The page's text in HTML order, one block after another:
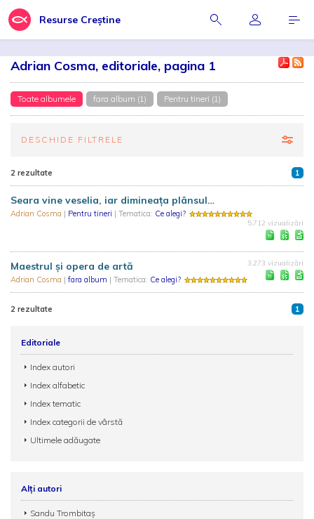
Resurse Creștine
Adrian Cosma, editoriale, pagina 1
Toate albumele fara album (1) Pentru tineri (1)
DESCHIDE FILTRELE
2 rezultate 1
Seara vine veselia, iar dimineața plânsul…
Adrian Cosma | Pentru tineri | Tematica: Ce alegi?
5.712 vizualizări
Maestrul şi opera de artă
Adrian Cosma | fara album | Tematica: Ce alegi?
3.273 vizualizări
2 rezultate 1
Editoriale
Index autori
Index alfabetic
Index tematic
Index categorii de vârstă
Ultimele adăugate
Alți autori
Sandu Trombitaş